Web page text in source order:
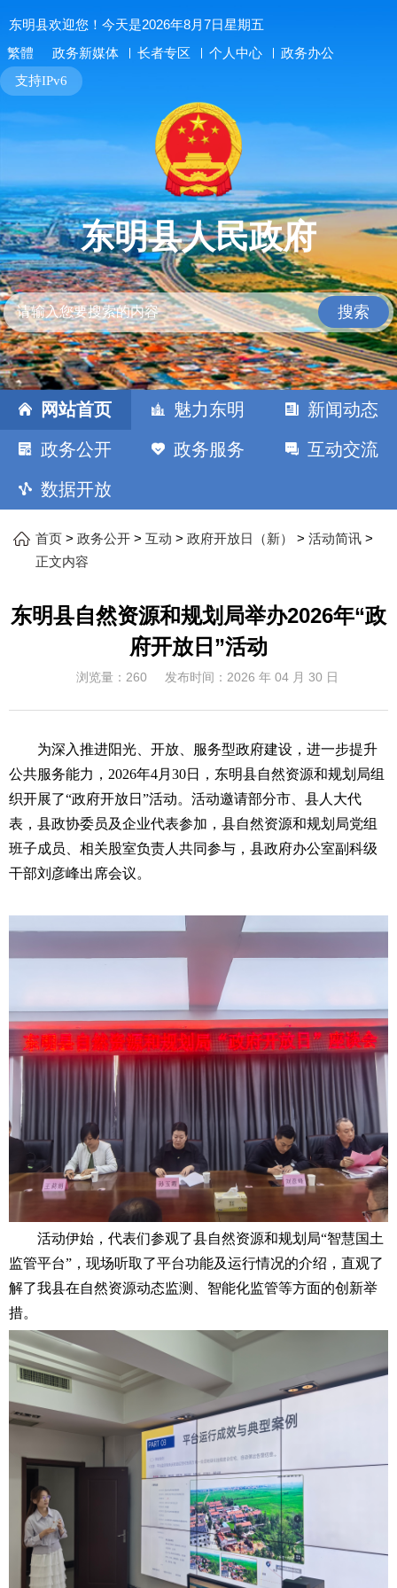
东明县欢迎您！今天是2026年8月7日星期五
繁體 政务新媒体 长者专区 个人中心 政务办公
支持IPv6
东明县人民政府
搜索
网站首页 魅力东明 新闻动态
政务公开 政务服务 互动交流
数据开放
首页 > 政务公开 > 互动 > 政府开放日（新） > 活动简讯 >
正文内容
东明县自然资源和规划局举办2026年“政
府开放日”活动
浏览量： 260 发布时间： 2026 年 04 月 30 日
为深入推进阳光、开放、服务型政府建设，进一步提升
公共服务能力， 2026年4月30日，东明县自然资源和规划局组
织开展了“政府开放日 ”活动。活动邀请部分市、县人大代
表，县政协委员及企业代表参加， 县自然资源和规划 局党组
班子成员、相关股室负责人共同参与 ，县政府办公室副科级
干部刘彦峰出席会议。
活动伊始，代表们参观了县自然资源和规划局“智慧国土
监管平台” ，现场听取了平台功能及运行情况的介绍，直观了
解了我县在自然资源动态监测、智能化监管等方面的创新举
措。